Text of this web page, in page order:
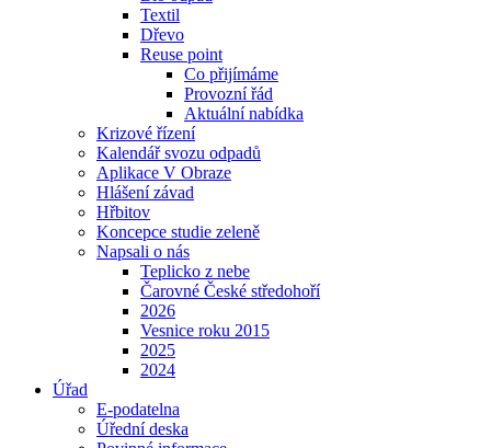
Textil
Dřevo
Reuse point
Co přijímáme
Provozní řád
Aktuální nabídka
Krizové řízení
Kalendář svozu odpadů
Aplikace V Obraze
Hlášení závad
Hřbitov
Koncepce studie zeleně
Napsali o nás
Teplicko z nebe
Čarovné České středohoří
2026
Vesnice roku 2015
2025
2024
Úřad
E-podatelna
Úřední deska